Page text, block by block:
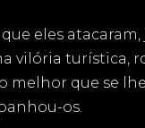
eles atacaram,
vilória turística,
melhor que se
os.